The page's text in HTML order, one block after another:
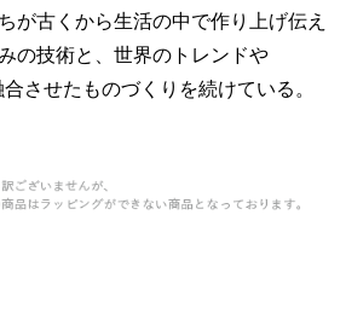
が古くから生活の中で作り上げ伝え
の技術と、世界のトレンドや
させたものづくりを続けている。